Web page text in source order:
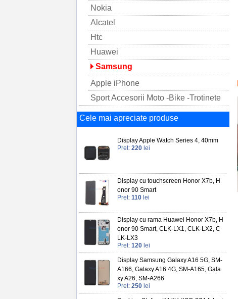
Nokia
Alcatel
Htc
Huawei
Samsung
Apple iPhone
Sport Accesorii Moto -Bike -Trotinete
Cele mai apreciate produse
Display Apple Watch Series 4, 40mm
Pret: 220 lei
Display cu touchscreen Honor X7b, H
onor 90 Smart
Pret: 110 lei
Display cu rama Huawei Honor X7b, H
onor 90 Smart, CLK-LX1, CLK-LX2, C
LK-LX3
Pret: 120 lei
Display Samsung Galaxy A16 5G, SM-
A166, Galaxy A16 4G, SM-A165, Gala
xy A26, SM-A266
Pret: 250 lei